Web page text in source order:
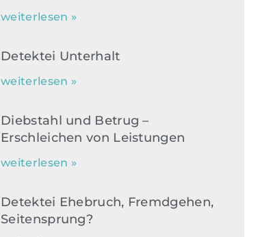
weiterlesen »
Detektei Unterhalt
weiterlesen »
Diebstahl und Betrug –
Erschleichen von Leistungen
weiterlesen »
Detektei Ehebruch, Fremdgehen,
Seitensprung?